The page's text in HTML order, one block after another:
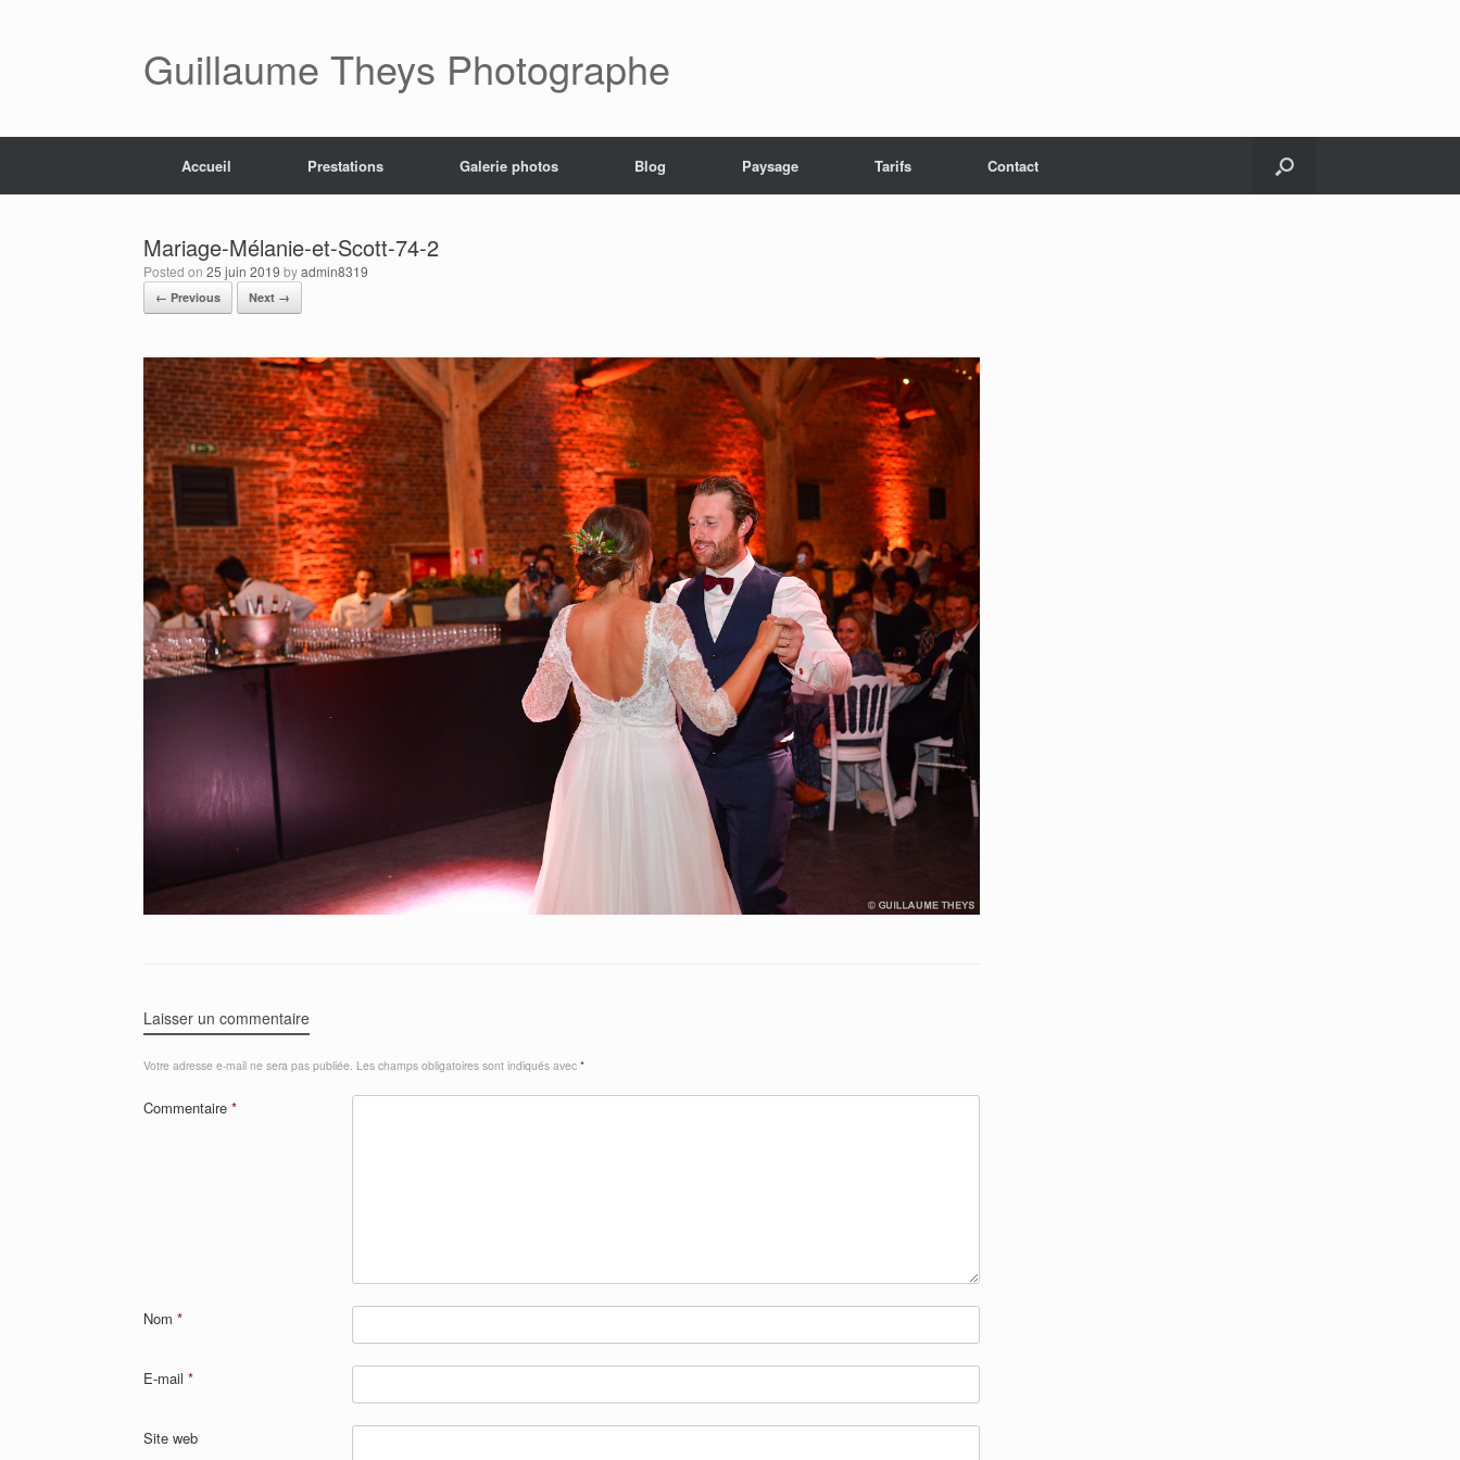
Guillaume Theys Photographe
Accueil Prestations Galerie photos Blog Paysage Tarifs Contact
Mariage-Mélanie-et-Scott-74-2
Posted on 25 juin 2019 byadmin8319
← Previous Next →
Laisser un commentaire
Votre adresse e-mail ne sera pas publiée. Les champs obligatoires sont indiqués avec *
Commentaire *
Nom *
E-mail *
Site web